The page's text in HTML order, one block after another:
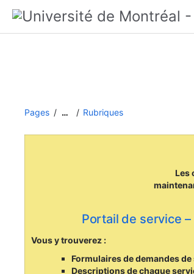
Pages … Rubriques
Les
Portail de service
Vous y trouverez :
Formulaires de demandes
Descriptions de chaque